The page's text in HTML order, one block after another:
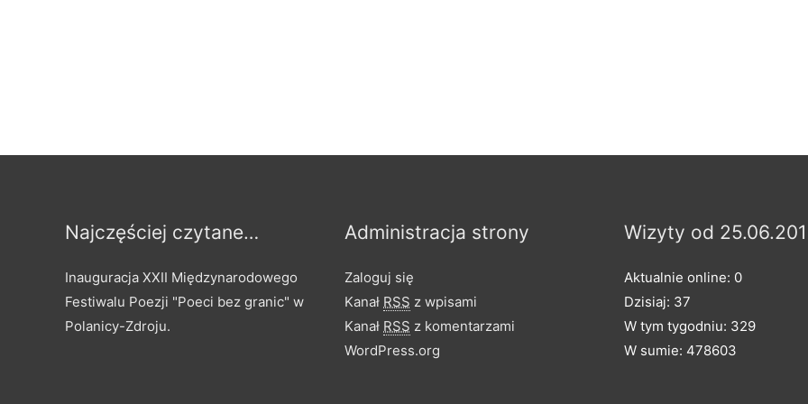
Najczęściej czytane…
Inauguracja XXII Międzynarodowego
Festiwalu Poezji "Poeci bez granic" w
Polanicy-Zdroju.
Administracja strony
Zaloguj się
Kanał RSS z wpisami
Kanał RSS z komentarzami
WordPress.org
Wizyty od
Aktualnie online: 0
Dzisiaj: 37
W tym tygodniu: 329
W sumie: 478603